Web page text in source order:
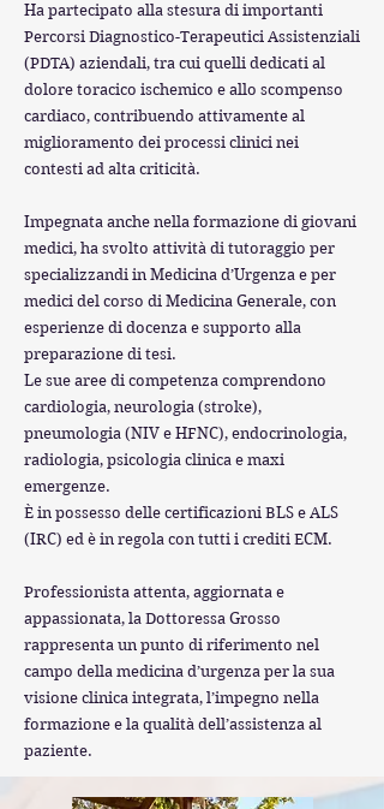
Ha partecipato alla stesura di importanti
Percorsi Diagnostico-Terapeutici Assistenziali
(PDTA) aziendali, tra cui quelli dedicati al
dolore toracico ischemico e allo scompenso
cardiaco, contribuendo attivamente al
miglioramento dei processi clinici nei
contesti ad alta criticità.
Impegnata anche nella formazione di giovani
medici, ha svolto attività di tutoraggio per
specializzandi in Medicina d’Urgenza e per
medici del corso di Medicina Generale, con
esperienze di docenza e supporto alla
preparazione di tesi.
Le sue aree di competenza comprendono
cardiologia, neurologia (stroke),
pneumologia (NIV e HFNC), endocrinologia,
radiologia, psicologia clinica e maxi
emergenze.
È in possesso delle certificazioni BLS e ALS
(IRC) ed è in regola con tutti i crediti ECM.
Professionista attenta, aggiornata e
appassionata, la Dottoressa Grosso
rappresenta un punto di riferimento nel
campo della medicina d’urgenza per la sua
visione clinica integrata, l’impegno nella
formazione e la qualità dell’assistenza al
paziente.